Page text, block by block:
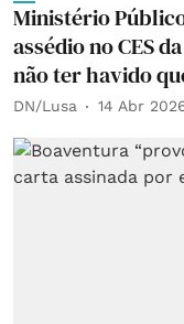
Ministério
assédio no CES
não ter havido
DN/Lusa 14 Abr